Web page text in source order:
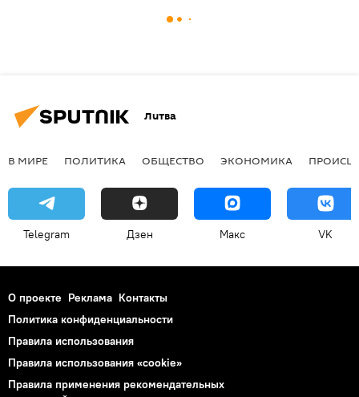
Литва
В МИРЕ ПОЛИТИКА ОБЩЕСТВО ЭКОНОМИКА
Telegram Дзен Макс VK
О проекте Реклама Контакты
Политика конфиденциальности
Правила использования
Правила использования «cookie»
Правила применения рекомендательных